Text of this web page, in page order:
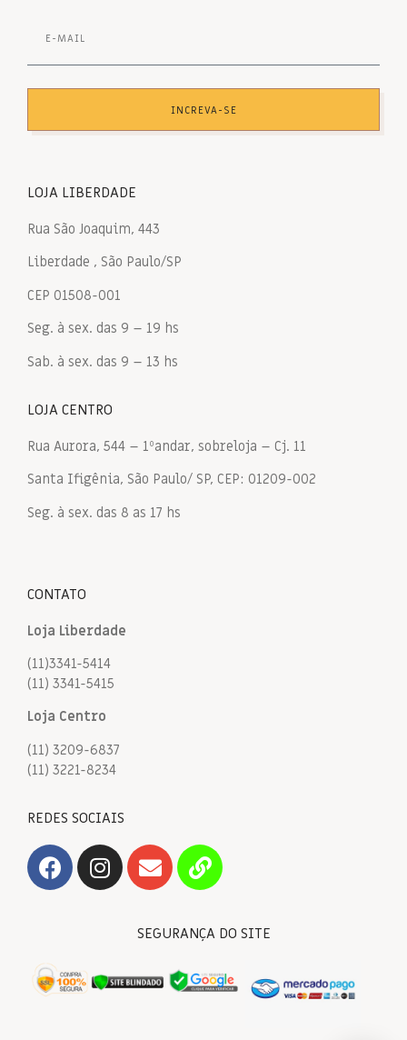
INCREVA-SE
LOJA LIBERDADE
Rua São Joaquim, 443
Liberdade , São Paulo/SP
CEP 01508-001
Seg. à sex. das 9 – 19 hs
Sab. à sex. das 9 – 13 hs
LOJA CENTRO
Rua Aurora, 544 – 1ºandar, sobreloja – Cj. 11
Santa Ifigênia, São Paulo/ SP, CEP: 01209-002
Seg. à sex. das 8 as 17 hs
CONTATO
Loja Liberdade
(11)3341-5414
(11) 3341-5415
Loja Centro
(11) 3209-6837
(11) 3221-8234
REDES SOCIAIS
SEGURANÇA DO SITE